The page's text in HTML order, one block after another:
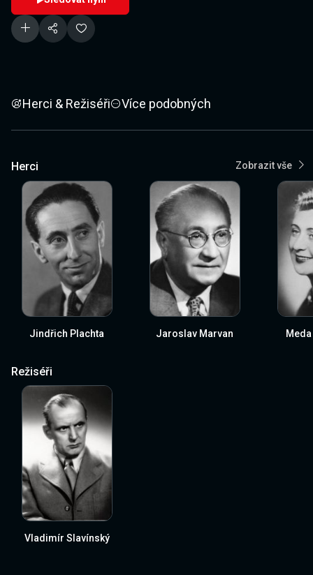
Herci & Režiséři Více podobných
Herci Zobrazit vše
Jindřich Plachta Jaroslav Marvan
Režiséři
Vladimír Slavínský